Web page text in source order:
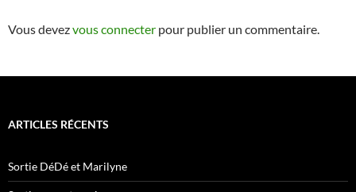
Vous devezvous connecter pour publier un commentaire.
ARTICLES RÉCENTS
Sortie DéDé et Marilyne